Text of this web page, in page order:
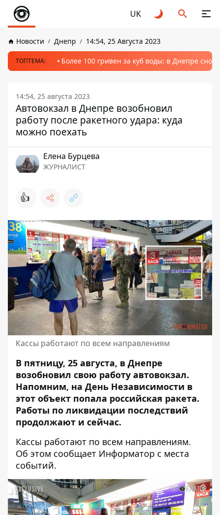
UK
Новости Днепр 14:54, 25 Августа 2023
ТОПТЕМА: Более 100 гривен за куб воды: в Днепре
14:54, 25 августа 2023
Автовокзал в Днепре возобновил
работу после ракетного удара: куда
можно поехать
Елена Бурцева
ЖУРНАЛИСТ
👍
Кассы работают по всем направлениям
В пятницу, 25 августа, в Днепре
возобновил свою работу автовокзал.
Напомним, на День Независимости в
этот объект попала российская ракета.
Работы по ликвидации последствий
продолжают и сейчас.
Кассы работают по всем направлениям.
Об этом сообщает Информатор с места
событий.